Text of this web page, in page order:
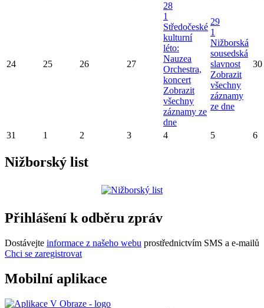
24 25 26 27
28
1
Středočeské
kulturní
léto:
Nauzea
Orchestra,
koncert
Zobrazit
všechny
záznamy ze
dne
29
1
Nižborská
sousedská
slavnost
Zobrazit
všechny
záznamy
ze dne
30
31 1 2 3 4 5 6
Nižborský list
Přihlášení k odběru zpráv
Dostávejte informace z našeho webu prostřednictvím SMS a e-mailů
Chci se zaregistrovat
Mobilní aplikace